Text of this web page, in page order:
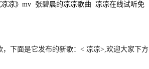
凉凉》mv 张碧晨的凉凉歌曲
凉凉在线试听免
，下面是它发布的新歌：< 凉凉>,欢迎大家下方